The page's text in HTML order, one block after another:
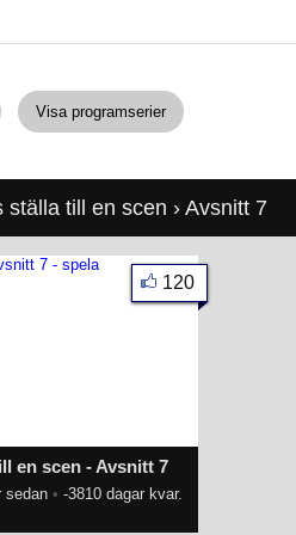
Visa programserier
ställa till en scen › Avsnitt 7
en scen - Avsnitt 7
sedan • -3810 dagar kvar.
120